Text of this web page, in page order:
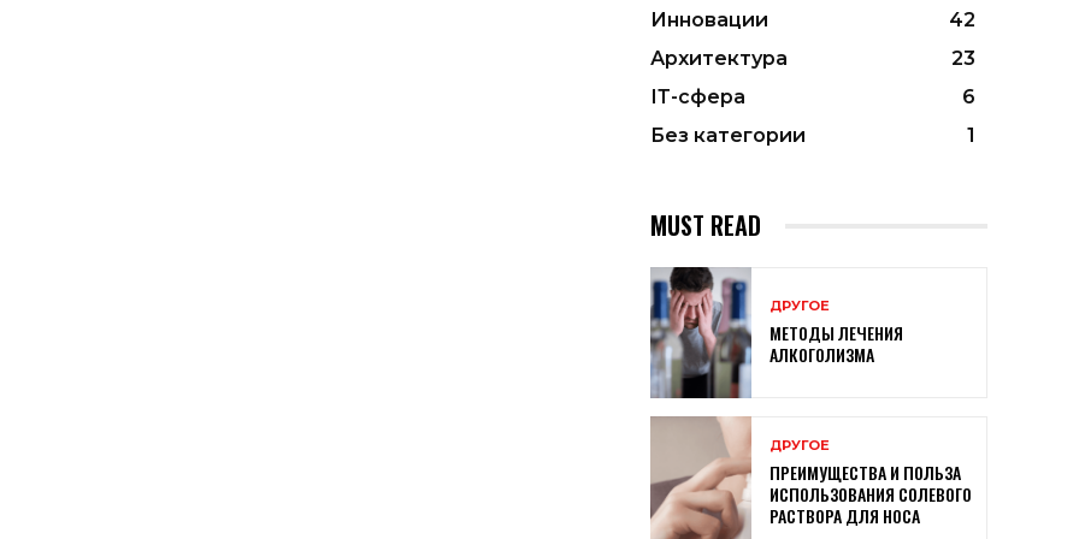
Инновации
42
Архитектура
23
ІТ-сфера
6
Без категории
1
MUST READ
ДРУГОЕ
МЕТОДЫ ЛЕЧЕНИЯ
АЛКОГОЛИЗМА
ДРУГОЕ
ПРЕИМУЩЕСТВА И ПОЛЬЗА
ИСПОЛЬЗОВАНИЯ СОЛЕВОГО
РАСТВОРА ДЛЯ НОСА